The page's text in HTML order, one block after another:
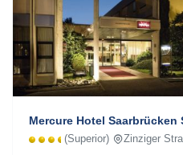
Mercure Hotel Saarbrücken
(Superior) Zinziger